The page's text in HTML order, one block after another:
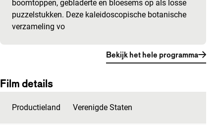
boomtoppen, gebladerte en bloesems op als losse
puzzelstukken. Deze kaleidoscopische botanische
verzameling vo
Bekijk het hele programma
Film details
Productieland Verenigde Staten